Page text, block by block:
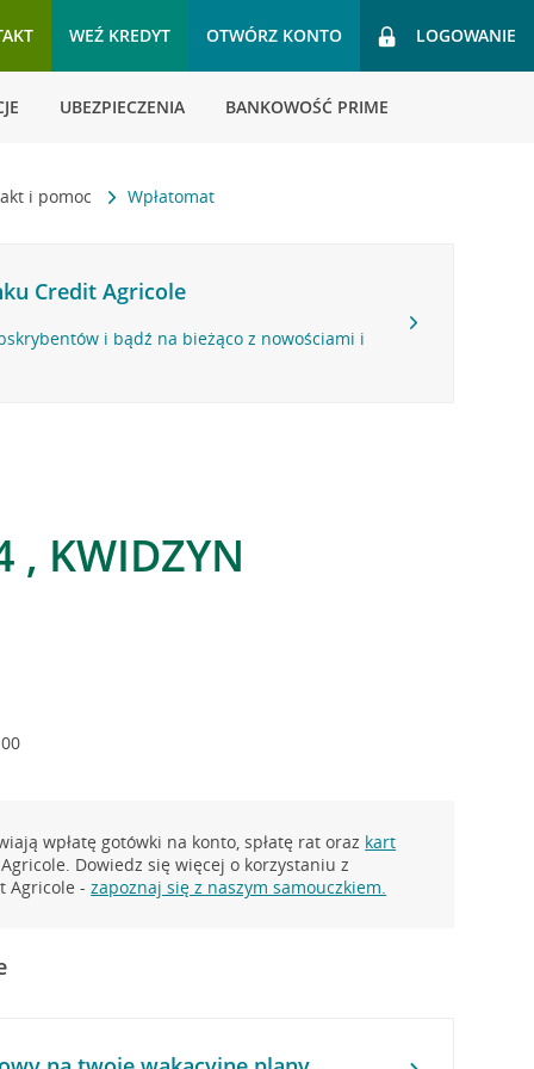
WEŹ KREDYT OTWÓRZ KONTO LOGOWANIE
UBEZPIECZENIA BANKOWOŚĆ PRIME
i pomoc Wpłatomat
Credit Agricole
i bądź na bieżąco z nowościami i
, KWIDZYN
wpłatę gotówki na konto, spłatę rat oraz kart
Dowiedz się więcej o korzystaniu z
Agricole -zapoznaj się z naszym samouczkiem.